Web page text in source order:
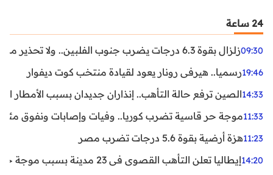
24 ساعة
09:30زلزال بقوة 6.3 درجات يضرب جنوب الفلبين.. ولا تحذير من تسونامي حتى الآن
19:46رسميا.. هيرفي رونار يعود لقيادة منتخب كوت ديفوار
14:33الصين ترفع حالة التأهب.. إنذاران جديدان بسبب الأمطار
11:33موجة حر قاسية تضرب كوريا.. وفيات وإصابات ونفوق مئات
11:23هزة أرضية بقوة 5.6 درجات تضرب مصر
14:20إيطاليا تعلن التأهب القصوى في 23 مدينة بسبب موجة حر شديدة